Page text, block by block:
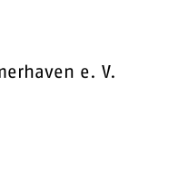
e. V.